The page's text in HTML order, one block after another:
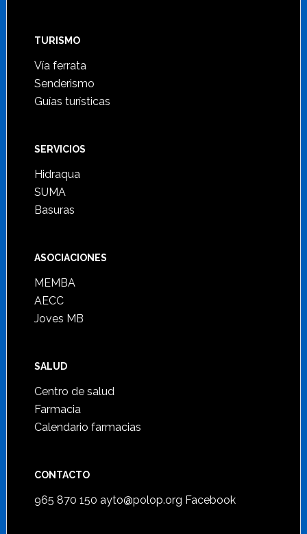
TURISMO
Vía ferrata
Senderismo
Guías turísticas
SERVICIOS
Hidraqua
SUMA
Basuras
ASOCIACIONES
MEMBA
AECC
Joves MB
SALUD
Centro de salud
Farmacia
Calendario farmacias
CONTACTO
965 870 150 ayto@polop.org Facebook